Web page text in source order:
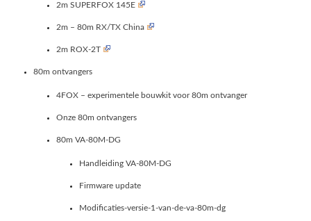
2m SUPERFOX 145E
2m – 80m RX/TX China
2m ROX-2T
80m ontvangers
4FOX – experimentele bouwkit voor 80m ontvanger
Onze 80m ontvangers
80m VA-80M-DG
Handleiding VA-80M-DG
Firmware update
Modificaties-versie-1-van-de-va-80m-dg